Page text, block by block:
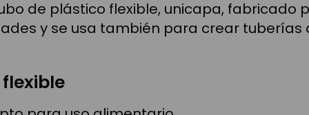
de plástico flexible, unicapa, fabricado
y se usa también para crear